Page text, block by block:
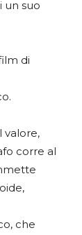
un suo
di
valore,
corre al
che